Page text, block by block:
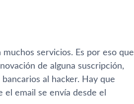
servicios. Es por eso que
de alguna suscripción,
al hacker. Hay que
email se envía desde el